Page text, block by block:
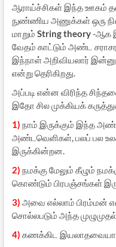
ஆராய்ச்சிகள் இந்த ஊகம்
நுண்ணிய அணுக்கள் ஒரு
மாறும் String theory-ஆக
வேதம் காட்டும் அண்ட
இந்நாள் அறிவியலார்
என்று தெரிகிறது.
அப்படி என்ன விரிந்த
இதோ சில முக்கியக்
1) நாம் இருக்கும் இந்த
அண்டவெளிகள், பலப் பல
இருக்கின்றன.
2) நமக்கு மேலும் கீழும்
கொண்டும் பிரபஞ்சங்கள்
3) அவை எல்லாம் பிரம்மன்
சொல்லபடும் அந்த
4) கணக்கிட